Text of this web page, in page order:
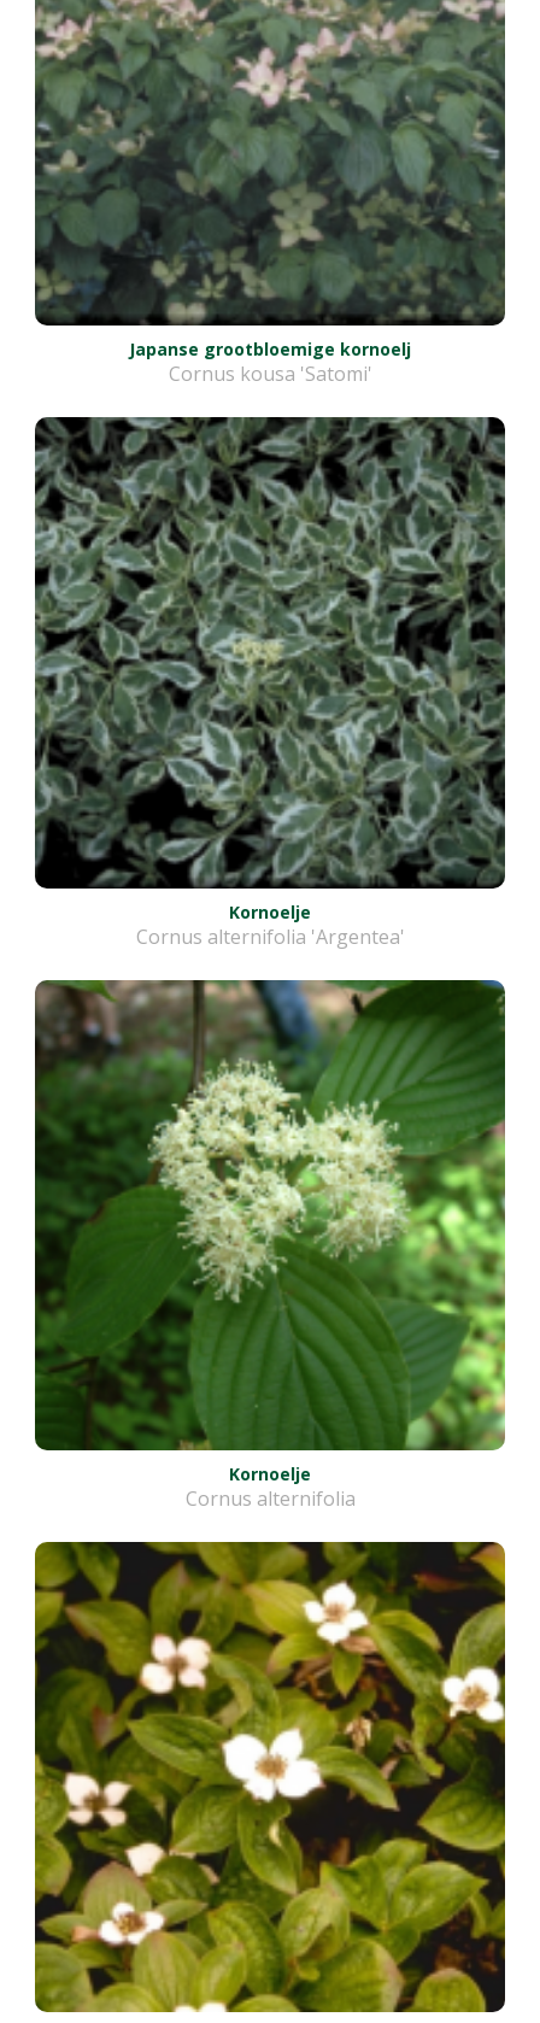
Japanse grootbloemige kornoelj
Cornus kousa 'Satomi'
Kornoelje
Cornus alternifolia 'Argentea'
Kornoelje
Cornus alternifolia